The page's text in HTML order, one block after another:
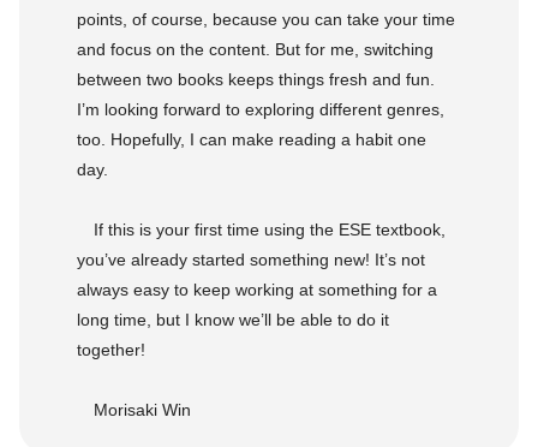
points, of course, because you can take your time
and focus on the content. But for me, switching
between two books keeps things fresh and fun.
I’m looking forward to exploring different genres,
too. Hopefully, I can make reading a habit one
day.
If this is your first time using the ESE textbook,
you’ve already started something new! It’s not
always easy to keep working at something for a
long time, but I know we’ll be able to do it
together!
Morisaki Win